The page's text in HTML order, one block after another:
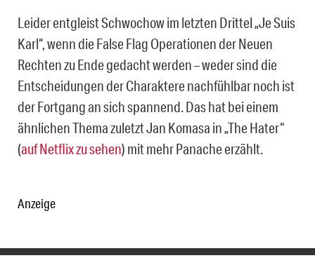
Leider entgleist Schwochow im letzten Drittel „Je Suis
Karl“, wenn die False Flag Operationen der Neuen
Rechten zu Ende gedacht werden – weder sind die
Entscheidungen der Charaktere nachfühlbar noch ist
der Fortgang an sich spannend. Das hat bei einem
ähnlichen Thema zuletzt Jan Komasa in „The Hater“
(auf Netflix zu sehen) mit mehr Panache erzählt.
Anzeige